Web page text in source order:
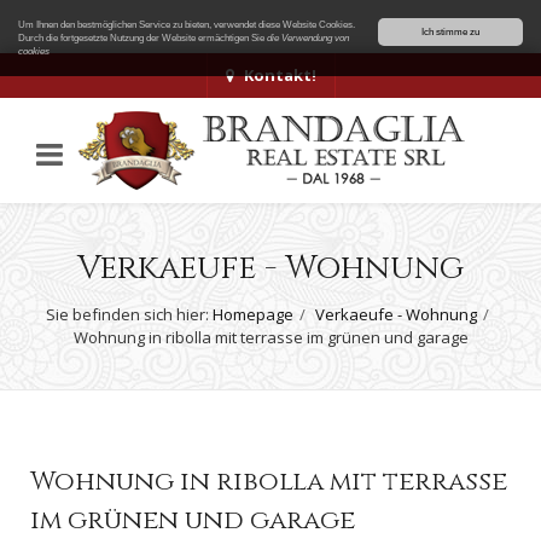
Ich stimme zu
Um Ihnen den bestmöglichen Service zu bieten, verwendet diese Website Cookies.
Durch die fortgesetzte Nutzung der Website ermächtigen Sie die Verwendung von
cookies
Kontakt!
Verkaeufe - Wohnung
Sie befinden sich hier: Homepage
Verkaeufe - Wohnung
Wohnung in ribolla mit terrasse im grünen und garage
Wohnung in ribolla mit terrasse
im grünen und garage